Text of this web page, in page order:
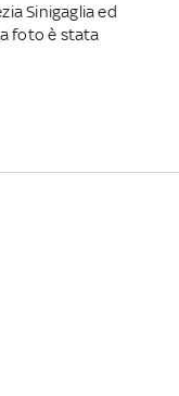
Sinigaglia ed
foto è stata